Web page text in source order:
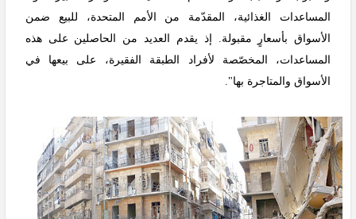
المساعدات الغذائية، المقدّمة من الأمم المتحدة، للبيع ضمن
الأسواق بأسعارٍ مقبولة. إذ يقدم العديد من الحاصلين على هذه
المساعدات، المخصّصة لأفراد الطبقة الفقيرة، على بيعها في
الأسواق والمتاجرة بها".